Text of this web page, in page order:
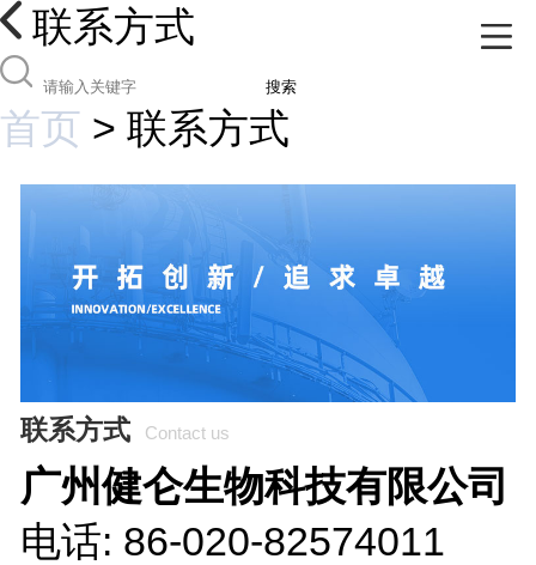
联系方式
搜索
首页 > 联系方式
联系方式 Contact us
广州健仑生物科技有限公司
电话: 86-020-82574011